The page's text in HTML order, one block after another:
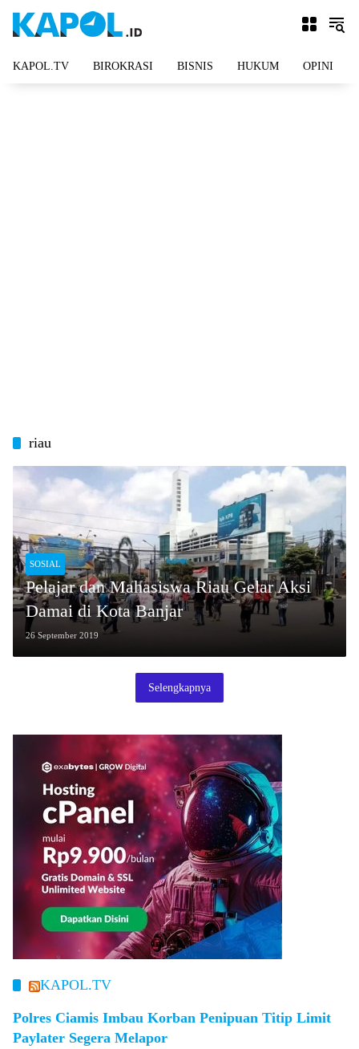
KAPOL.TV BIROKRASI BISNIS HUKUM OPINI
riau
SOSIAL
Pelajar dan Mahasiswa Riau Gelar Aksi
Damai di Kota Banjar
26 September 2019
Selengkapnya
KAPOL.TV
Polres Ciamis Imbau Korban Penipuan Titip Limit
Paylater Segera Melapor